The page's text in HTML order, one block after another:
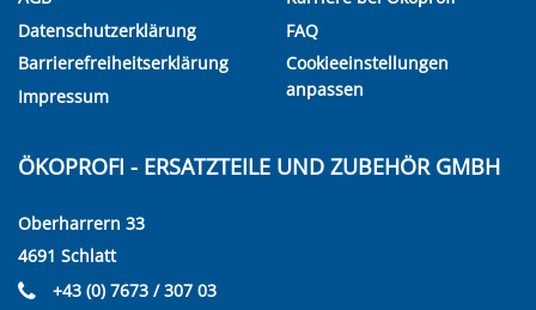
Datenschutzerklärung
Barrierefreiheitserklärung
Impressum
FAQ
Cookieeinstellungen
anpassen
ÖKOPROFI - ERSATZTEILE UND ZUBEHÖR GMBH
Oberharrern 33
4691 Schlatt
+43 (0) 7673 / 307 03